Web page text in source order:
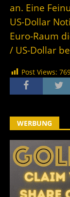
an. Eine
US-Dollar
Euro-Raum
/ US-Dollar
Post Views:
WERBUNG